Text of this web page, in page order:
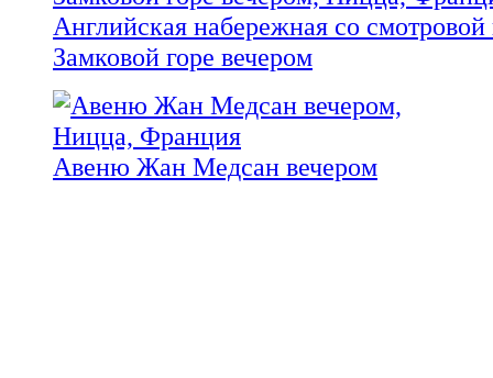
Английская набережная со
Замковой горе вечером
Авеню Жан Медсан вечером